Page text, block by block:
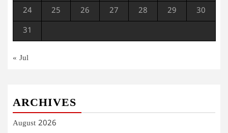
24 25 26 27 28 29 30
31
« Jul
ARCHIVES
August 2026